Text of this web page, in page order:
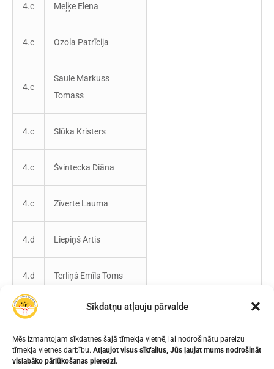
Sīkdatņu atļauju pārvalde
Mēs izmantojam sīkdatnes šajā tīmekļa vietnē, lai nodrošinātu pareizu
tīmekļa vietnes darbību. Atļaujot visus sīkfailus, Jūs ļaujat mums nodrošināt
vislabāko pārlūkošanas pieredzi.
4.c Meļķe Elena
4.c Ozola Patrīcija
4.c
Saule Markuss
Tomass
4.c Slūka Kristers
4.c Švintecka Diāna
4.c Zīverte Lauma
4.d Liepiņš Artis
4.d Terliņš Emīls Toms
4.d Eglinska Beatrise
5.a
Jakovļeva Patrīcija
Keita